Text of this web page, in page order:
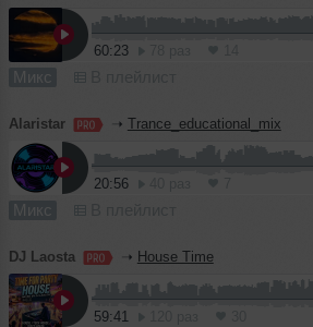
60:23
Микс
Alaristar ➝ Trance_educational_mix
20:56
Микс
DJ Laosta ➝ House Time
59:41